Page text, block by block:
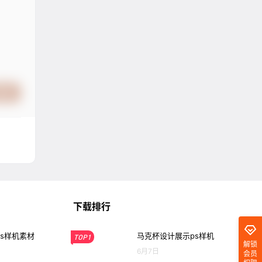
解锁
会员
样机素材
下载排行
TOP1 马克杯设计展示ps样机
6月7日